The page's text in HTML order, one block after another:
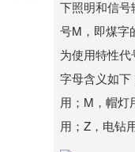
下照明和信
号M，即煤字
为使用特性代
字母含义如
用；M，帽灯
用；Z，电钻用